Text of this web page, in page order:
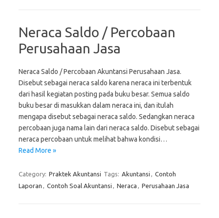
Neraca Saldo / Percobaan
Perusahaan Jasa
Neraca Saldo / Percobaan Akuntansi Perusahaan Jasa.
Disebut sebagai neraca saldo karena neraca ini terbentuk
dari hasil kegiatan posting pada buku besar. Semua saldo
buku besar di masukkan dalam neraca ini, dan itulah
mengapa disebut sebagai neraca saldo. Sedangkan neraca
percobaan juga nama lain dari neraca saldo. Disebut sebagai
neraca percobaan untuk melihat bahwa kondisi…
Read More »
Category: Praktek Akuntansi Tags: Akuntansi , Contoh
Laporan , Contoh Soal Akuntansi , Neraca , Perusahaan Jasa